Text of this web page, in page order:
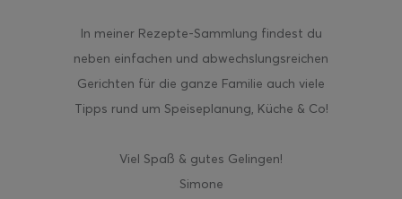
In meiner Rezepte-Sammlung findest du
neben einfachen und abwechslungsreichen
Gerichten für die ganze Familie auch viele
Tipps rund um Speiseplanung, Küche & Co!
Viel Spaß & gutes Gelingen!
Simone